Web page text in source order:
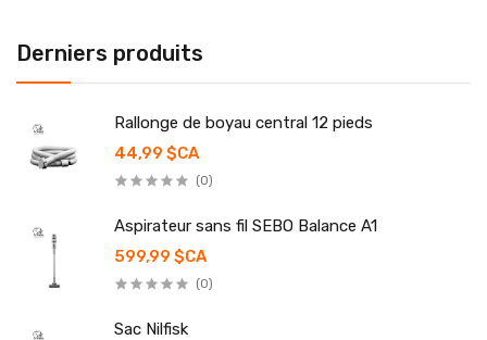
Derniers produits
Rallonge de boyau central 12 pieds
44,99 $CA
(0)
Aspirateur sans fil SEBO Balance A1
599,99 $CA
(0)
Sac Nilfisk